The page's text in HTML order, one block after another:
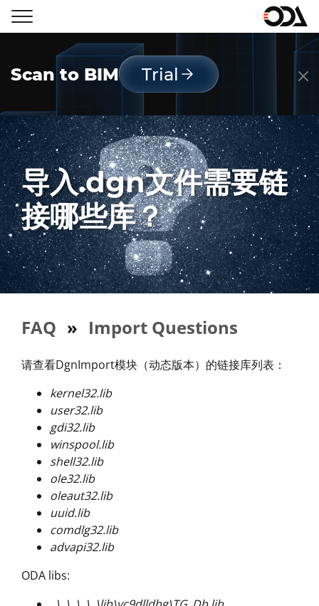
Scan to BIM Trial
导入.dgn文件需要链
接哪些库？
FAQ » Import Questions
请查看DgnImport模块（动态版本）的链接库列表：
kernel32.lib
user32.lib
gdi32.lib
winspool.lib
shell32.lib
ole32.lib
oleaut32.lib
uuid.lib
comdlg32.lib
advapi32.lib
ODA libs: